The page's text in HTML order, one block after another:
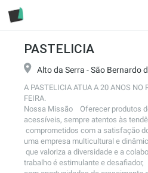
PASTELICIA
Alto da Serra - São Bernardo
A PASTELICIA ATUA A 20 ANOS NO
FEIRA.
Nossa Missão    Oferecer produtos
acessíveis, sempre atentos às
uma empresa multicultural e
trabalho é estimulante e desafiador,